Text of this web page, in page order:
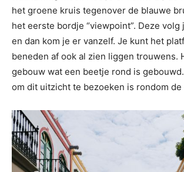
het groene kruis tegenover de blauwe
het eerste bordje “viewpoint”. Deze volg
en dan kom je er vanzelf. Je kunt het
beneden af ook al zien liggen trouwens.
gebouw wat een beetje rond is
om dit uitzicht te bezoeken is rondom